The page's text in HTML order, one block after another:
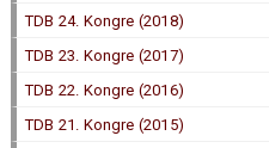
TDB 24. Kongre (2018)
TDB 23. Kongre (2017)
TDB 22. Kongre (2016)
TDB 21. Kongre (2015)